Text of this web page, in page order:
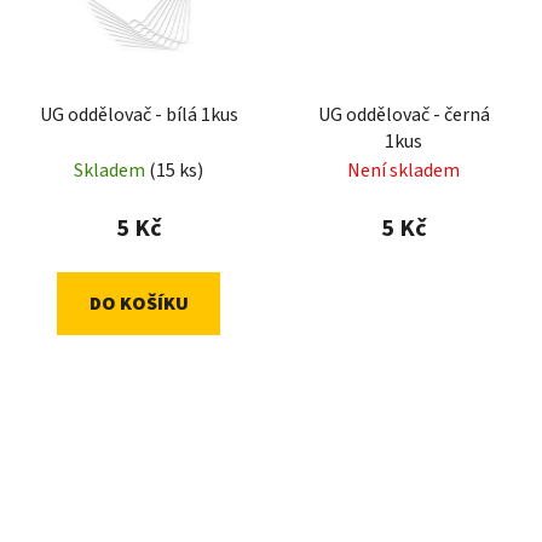
UG oddělovač - bílá 1kus
Skladem (15 ks)
5 Kč
DO KOŠÍKU
UG oddělovač - černá
1kus
Není skladem
5 Kč